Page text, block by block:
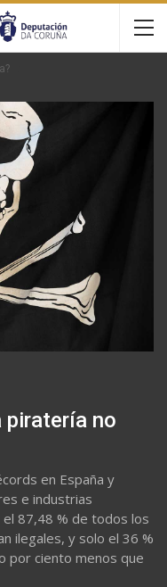
piratería no
en España y
e industrias
87,48 % de todos los
ilegales, y solo el 36 %
por ciento menos que